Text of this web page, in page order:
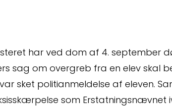
har ved dom af 4. september
sag om overgreb fra en elev skal
sket politianmeldelse af eleven.
som Erstatningsnævnet